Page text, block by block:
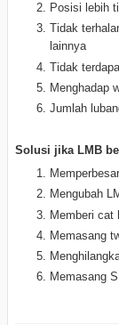
Posisi lebih
Tidak
lainnya
Tidak
Menghadap
Jumlah
Solusi jika LMB
Mengubah
Memberi cat
Memasang
Memasang